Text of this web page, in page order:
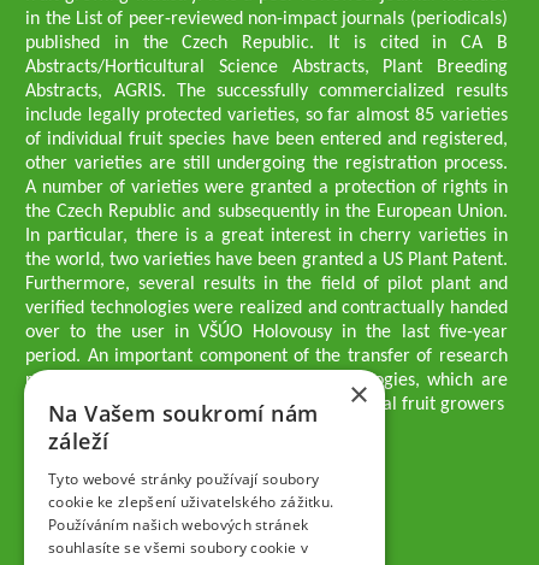
in the List of peer-reviewed non-impact journals (periodicals)
published in the Czech Republic. It is cited in CA B
Abstracts/Horticultural Science Abstracts, Plant Breeding
Abstracts, AGRIS. The successfully commercialized results
include legally protected varieties, so far almost 85 varieties
of individual fruit species have been entered and registered,
other varieties are still undergoing the registration process.
A number of varieties were granted a protection of rights in
the Czech Republic and subsequently in the European Union.
In particular, there is a great interest in cherry varieties in
the world, two varieties have been granted a US Plant Patent.
Furthermore, several results in the field of pilot plant and
verified technologies were realized and contractually handed
over to the user in VŠÚO Holovousy in the last five-year
period. An important component of the transfer of research
results into practice are growing methodologies, which are
passed on to users - professionals - professional fruit growers
Company executives
Ing. Tomáš Zmeškal
Ing. Jaroslav Vácha
Companions
Ing. Jan Blažek, CS c.
×
Na Vašem soukromí nám
záleží
Tyto webové stránky používají soubory
cookie ke zlepšení uživatelského zážitku.
Používáním našich webových stránek
souhlasíte se všemi soubory cookie v